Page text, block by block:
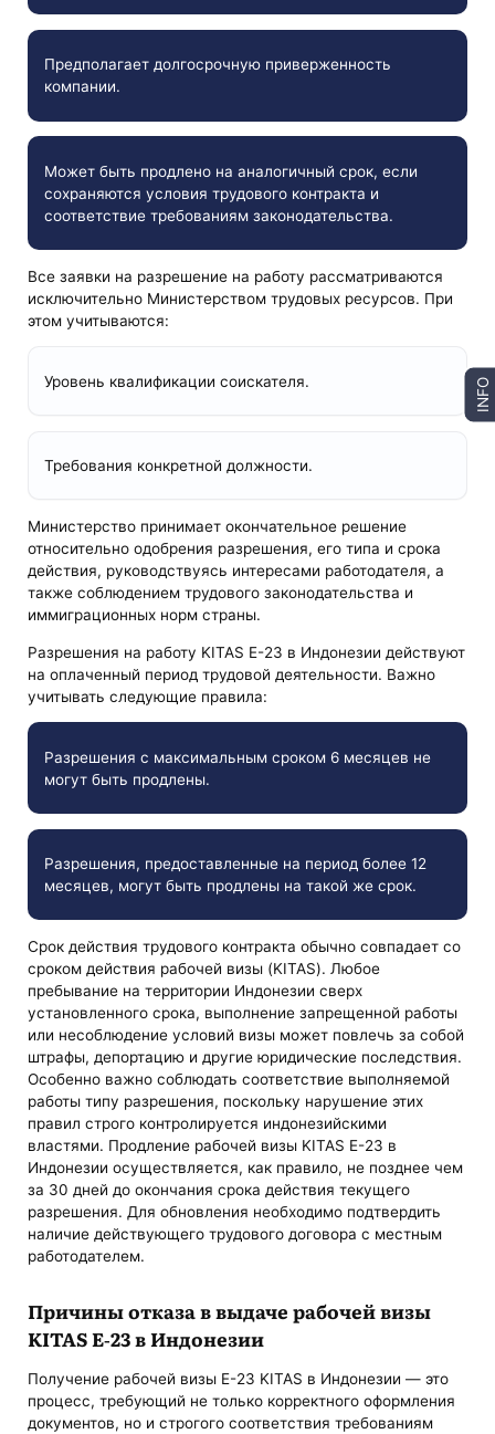
Предполагает долгосрочную приверженность
компании.
Может быть продлено на аналогичный срок, если
сохраняются условия трудового контракта и
соответствие требованиям законодательства.
Все заявки на разрешение на работу рассматриваются
исключительно Министерством трудовых ресурсов. При
этом учитываются:
Уровень квалификации соискателя.
Требования конкретной должности.
Министерство принимает окончательное решение
относительно одобрения разрешения, его типа и срока
действия, руководствуясь интересами работодателя, а
также соблюдением трудового законодательства и
иммиграционных норм страны.
Разрешения на работу KITAS E-23 в Индонезии действуют
на оплаченный период трудовой деятельности. Важно
учитывать следующие правила:
Разрешения с максимальным сроком 6 месяцев не
могут быть продлены.
Разрешения, предоставленные на период более 12
месяцев, могут быть продлены на такой же срок.
Срок действия трудового контракта обычно совпадает со
сроком действия рабочей визы (KITAS). Любое
пребывание на территории Индонезии сверх
установленного срока, выполнение запрещенной работы
или несоблюдение условий визы может повлечь за собой
штрафы, депортацию и другие юридические последствия.
Особенно важно соблюдать соответствие выполняемой
работы типу разрешения, поскольку нарушение этих
правил строго контролируется индонезийскими
властями. Продление рабочей визы KITAS E-23 в
Индонезии осуществляется, как правило, не позднее чем
за 30 дней до окончания срока действия текущего
разрешения. Для обновления необходимо подтвердить
наличие действующего трудового договора с местным
работодателем.
Причины отказа в выдаче рабочей визы
KITAS E-23 в Индонезии
Получение рабочей визы E-23 KITAS в Индонезии — это
процесс, требующий не только корректного оформления
документов, но и строгого соответствия требованиям
INFO